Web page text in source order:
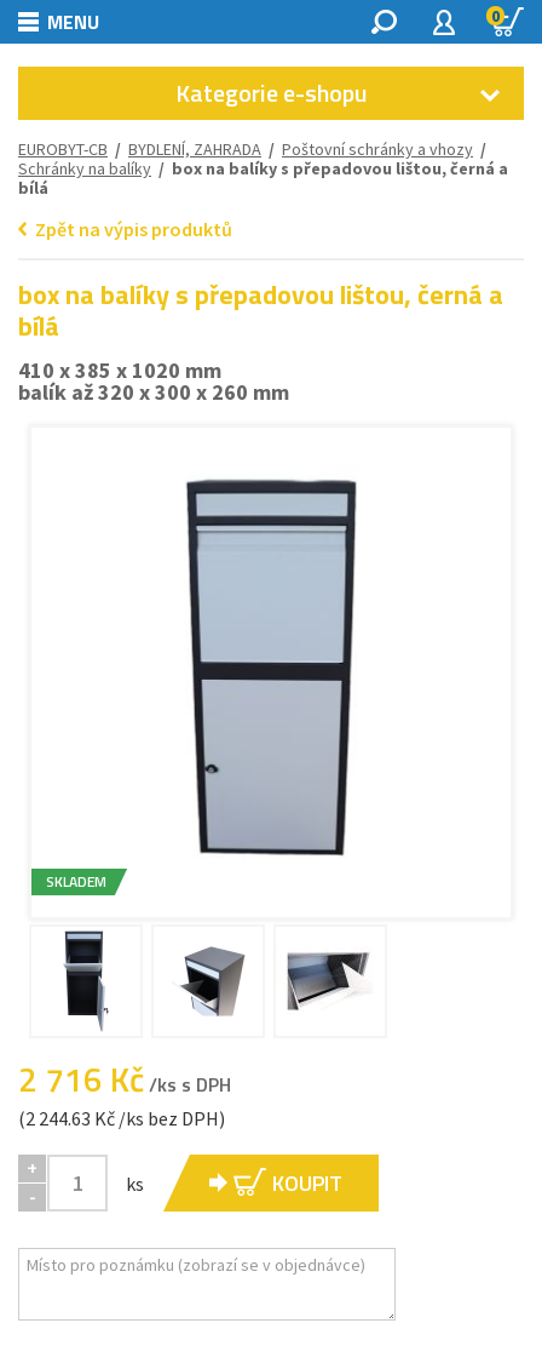
MENU 0
Kategorie e-shopu
EUROBYT-CB / BYDLENÍ, ZAHRADA / Poštovní schránky a vhozy /
Schránky na balíky / box na balíky s přepadovou lištou, černá a
bílá
Zpět na výpis produktů
box na balíky s přepadovou lištou, černá a
bílá
410 x 385 x 1020 mm
balík až 320 x 300 x 260 mm
SKLADEM
2 716 Kč/ks s DPH
(2 244.63 Kč /ks bez DPH)
+
-
ks KOUPIT